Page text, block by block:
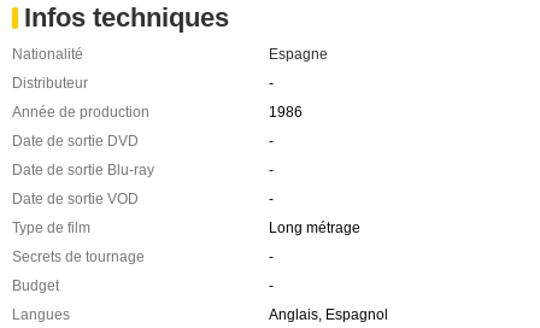
Infos techniques
Nationalité
Espagne
Distributeur
-
Année de production
1986
Date de sortie DVD
-
Date de sortie Blu-ray
-
Date de sortie VOD
-
Type de film
Long métrage
Secrets de tournage
-
Budget
-
Langues
Anglais, Espagnol